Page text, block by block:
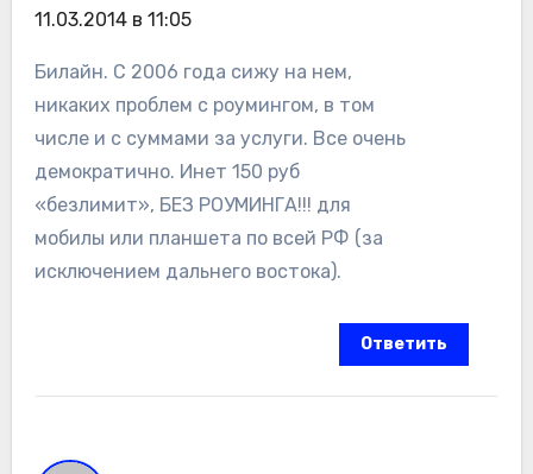
11.03.2014 в 11:05
Билайн. С 2006 года сижу на нем,
никаких проблем с роумингом, в том
числе и с суммами за услуги. Все очень
демократично. Инет 150 руб
«безлимит», БЕЗ РОУМИНГА!!! для
мобилы или планшета по всей РФ (за
исключением дальнего востока).
Ответить